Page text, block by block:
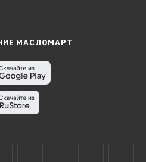
МАСЛОМАРТ